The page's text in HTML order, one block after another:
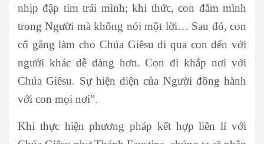
nhịp đập tim trái mình; khi thức, con đắm mình
trong Người mà không nói một lời… Sau đó, con
cố gắng làm cho Chúa Giêsu đi qua con đến với
người khác dễ dàng hơn. Con đi khắp nơi với
Chúa Giêsu. Sự hiện diện của Người đồng hành
với con mọi nơi”.
Khi thực hiện phương pháp kết hợp liên lỉ với